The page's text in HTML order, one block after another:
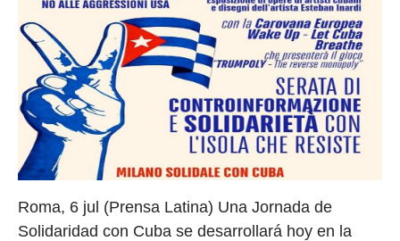
Roma, 6 jul (Prensa Latina) Una Jornada de
Solidaridad con Cuba se desarrollará hoy en la